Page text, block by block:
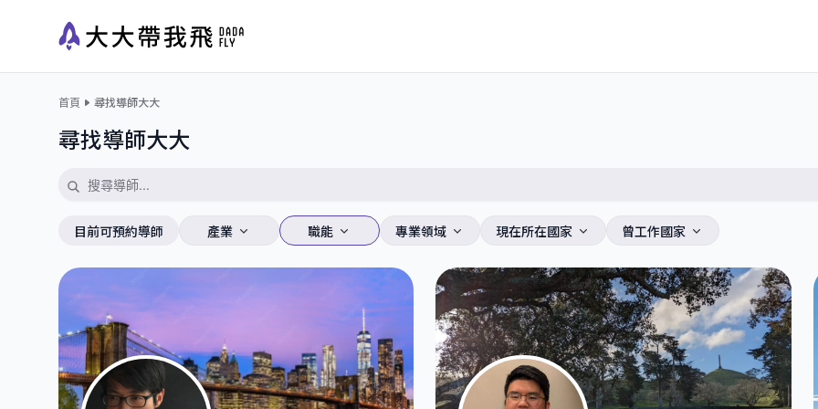
首頁 尋找導師大大
尋找導師大大
目前可預約導師 產業 職能 專業領域 現在所在國家 曾工作國家